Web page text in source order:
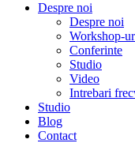
Despre noi
Despre noi
Workshop-
Conferinte
Studio
Video
Intrebari
Studio
Blog
Contact